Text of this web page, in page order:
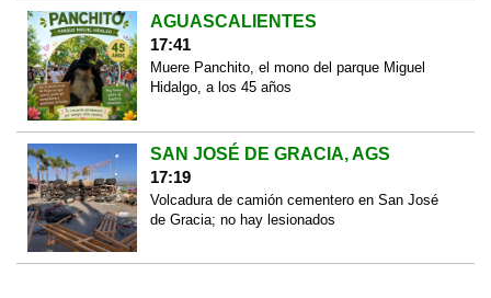
AGUASCALIENTES
17:41
Muere Panchito, el mono del parque Miguel
Hidalgo, a los 45 años
SAN JOSÉ DE GRACIA, AGS
17:19
Volcadura de camión cementero en San José
de Gracia; no hay lesionados